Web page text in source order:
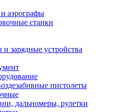
аэрографы
станки
зарядные устройства
пистолеты
дальномеры, рулетки